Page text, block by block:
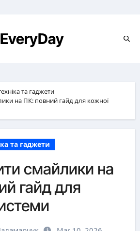
EveryDay
та гаджети
на ПК: повний гайд для кожної
та гаджети
смайлики на
гайд для